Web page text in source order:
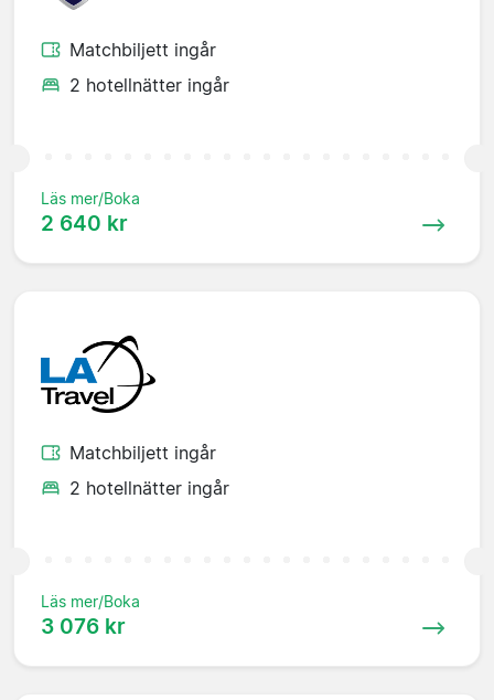
Matchbiljett ingår
2 hotellnätter ingår
Läs mer/Boka
2 640 kr
Matchbiljett ingår
2 hotellnätter ingår
Läs mer/Boka
3 076 kr